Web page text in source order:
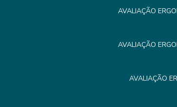
AVALIAÇÃO
AVALIAÇÃO
AVALIAÇÃO